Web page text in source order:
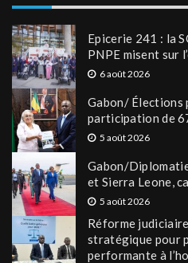
Epicerie 241 : la
PNPE misent sur
6 août 2026
Gabon/ Élections
participation de
5 août 2026
Gabon/
et Sierra Leone,
5 août 2026
Réforme
stratégique pour
performante à